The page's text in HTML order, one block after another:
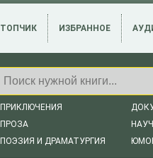
ТОПЧИК ИЗБРАННОЕ
ПРИКЛЮЧЕНИЯ
ПРОЗА
ПОЭЗИЯ И ДРАМАТУРГИЯ